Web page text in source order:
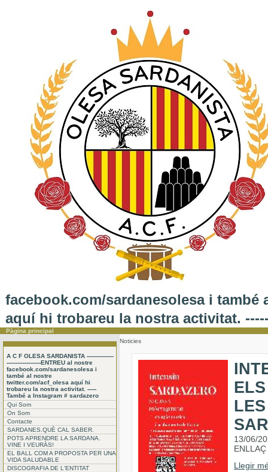
facebook.com/sardanesolesa i també
aquí hi trobareu la nostra activitat.
Pàgina principal
A C F OLESA SARDANISTA ---------------
-------------------ENTREU al nostre
facebook.com/sardanesolesa i
també al nostre
twitter.com/acf_olesa aquí hi
trobareu la nostra activitat. -----
També a Instagram # sardazero
Qui Som
On Som
Contacte
SARDANES.QUÈ CAL SABER.
POTS APRENDRE LA SARDANA.
VINE I VEURÀS!
EL BALL COM A PROPOSTA PER UNA
VIDA SALUDABLE
DISCOGRAFIA DE L'ENTITAT
Noticies
13/06/
Llegir